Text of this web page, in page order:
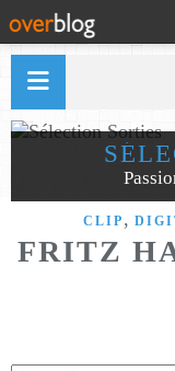
CLIP ,
FRITZ